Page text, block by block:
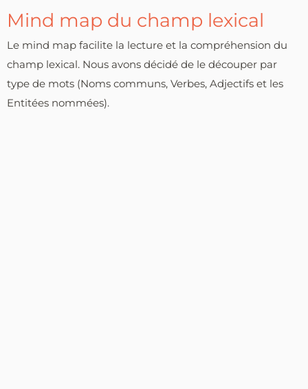
Mind map du champ lexical
Le mind map facilite la lecture et la compréhension du
champ lexical. Nous avons décidé de le découper par
type de mots (Noms communs, Verbes, Adjectifs et les
Entitées nommées).